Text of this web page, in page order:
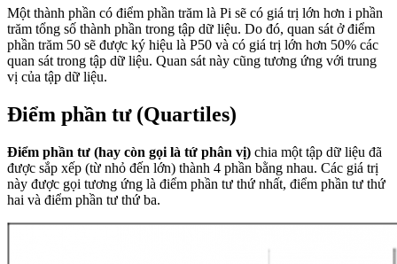
Một thành phần có điểm phần trăm là Pi sẽ có giá trị lớn hơn i phần
trăm tổng số thành phần trong tập dữ liệu. Do đó, quan sát ở điểm
phần trăm 50 sẽ được ký hiệu là P50 và có giá trị lớn hơn 50% các
quan sát trong tập dữ liệu. Quan sát này cũng tương ứng với trung
vị của tập dữ liệu.
Điểm phần tư (Quartiles)
Điểm phần tư (hay còn gọi là tứ phân vị) chia một tập dữ liệu đã
được sắp xếp (từ nhỏ đến lớn) thành 4 phần bằng nhau. Các giá trị
này được gọi tương ứng là điểm phần tư thứ nhất, điểm phần tư thứ
hai và điểm phần tư thứ ba.